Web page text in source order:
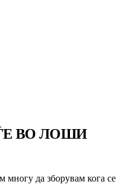
ВО ЛОШИ
многу да зборувам кога се